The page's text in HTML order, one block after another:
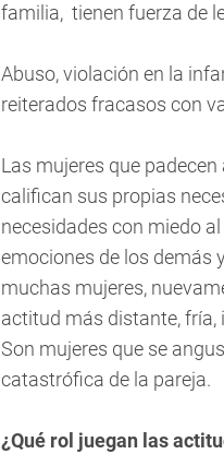
familia, tienen fuerza de
Abuso, violación en la
reiterados fracasos con
Las mujeres que
califican sus propias
necesidades con miedo
emociones de los demás
muchas mujeres,
actitud más distante,
Son mujeres que se
catastrófica de la pareja.
¿Qué rol juegan las